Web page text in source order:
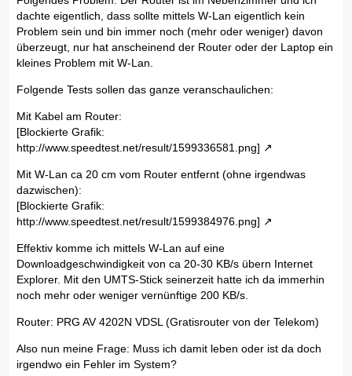
dachte eigentlich, dass sollte mittels W-Lan eigentlich kein
Problem sein und bin immer noch (mehr oder weniger) davon
überzeugt, nur hat anscheinend der Router oder der Laptop ein
kleines Problem mit W-Lan.
Folgende Tests sollen das ganze veranschaulichen:
Mit Kabel am Router:
[Blockierte Grafik:
http://www.speedtest.net/result/1599336581.png]
Mit W-Lan ca 20 cm vom Router entfernt (ohne irgendwas
dazwischen):
[Blockierte Grafik:
http://www.speedtest.net/result/1599384976.png]
Effektiv komme ich mittels W-Lan auf eine
Downloadgeschwindigkeit von ca 20-30 KB/s übern Internet
Explorer. Mit den UMTS-Stick seinerzeit hatte ich da immerhin
noch mehr oder weniger vernünftige 200 KB/s.
Router: PRG AV 4202N VDSL (Gratisrouter von der Telekom)
Also nun meine Frage: Muss ich damit leben oder ist da doch
irgendwo ein Fehler im System?